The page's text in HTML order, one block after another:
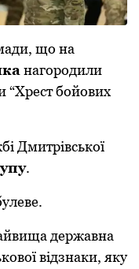
що на
нагородили
“Хрест бойових
Дмитрівської
.
державна
відзнаки, яку